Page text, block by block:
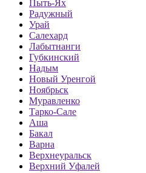
Пыть-Ях
Радужный
Урай
Салехард
Лабытнанги
Губкинский
Надым
Новый Уренгой
Ноябрьск
Муравленко
Тарко-Сале
Аша
Бакал
Варна
Верхнеуральск
Верхний Уфалей